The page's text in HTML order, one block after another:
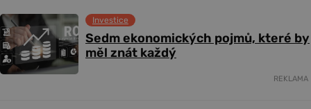
Sedm ekonomických pojmů, které by
měl znát každý
Investice
REKLAMA